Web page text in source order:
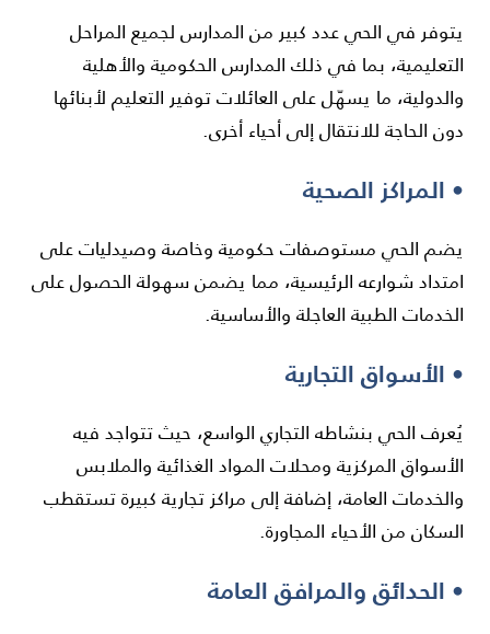
يتوفر في الحي عدد كبير من المدارس لجميع المراحل
التعليمية، بما في ذلك المدارس الحكومية والأهلية
والدولية، ما يسهّل على العائلات توفير التعليم لأبنائها
دون الحاجة للانتقال إلى أحياء أخرى.
• المراكز الصحية
يضم الحي مستوصفات حكومية وخاصة وصيدليات على
امتداد شوارعه الرئيسية، مما يضمن سهولة الحصول على
الخدمات الطبية العاجلة والأساسية.
• الأسواق التجارية
يُعرف الحي بنشاطه التجاري الواسع، حيث تتواجد فيه
الأسواق المركزية ومحلات المواد الغذائية والملابس
والخدمات العامة، إضافة إلى مراكز تجارية كبيرة تستقطب
السكان من الأحياء المجاورة.
• الحدائق والمرافق العامة